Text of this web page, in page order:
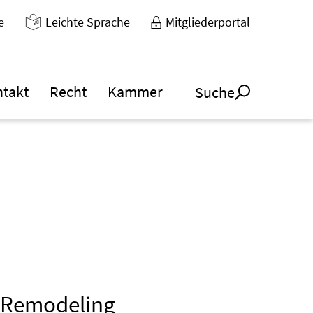
Leichte Sprache Mitgliederportal
Recht Kammer Suche